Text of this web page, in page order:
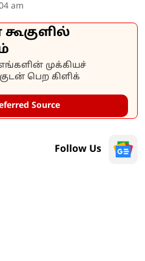
am
முக்கியச்
பெற கிளிக்
Source
Follow Us